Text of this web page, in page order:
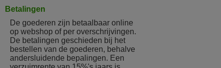
Betalingen
De goederen zijn betaalbaar online
op webshop of per overschrijvingen.
De betalingen geschieden bij het
bestellen van de goederen, behalve
andersluidende bepalingen. Een